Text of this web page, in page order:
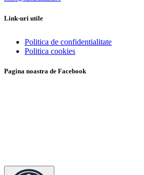
Link-uri utile
Politica de confidentialitate
Politica cookies
Pagina noastra de Facebook